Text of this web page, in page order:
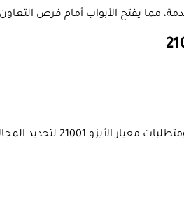
مما يفتح الأبواب أمام فرص
التي تحتاج إلى تحسين.